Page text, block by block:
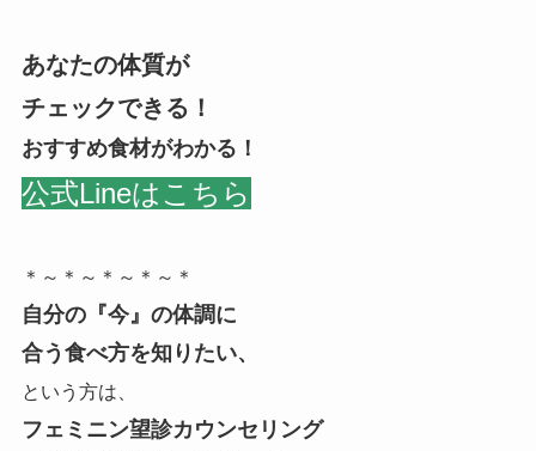
あなたの体質が
チェックできる！
おすすめ食材がわかる！
公式Lineはこちら
＊～＊～＊～＊～＊
自分の『今』の体調に
合う食べ方を知りたい、
という方は、
フェミニン望診カウンセリング